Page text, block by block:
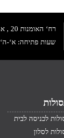
רח‘ האומנות 20 , א.ת חדש נתניה, טלפון:
שעות פתיחה: א‘-ה‘ 10:00-18:00 , שישי: 9:00-14:00
לכניסה לבית
לסלון